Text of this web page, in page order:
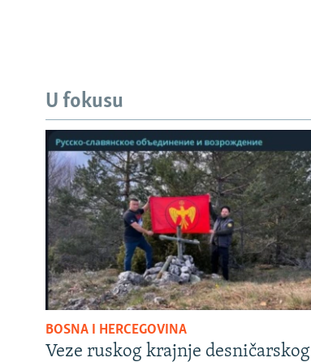
U fokusu
BOSNA I HERCEGOVINA
Veze ruskog krajnje desničarskog